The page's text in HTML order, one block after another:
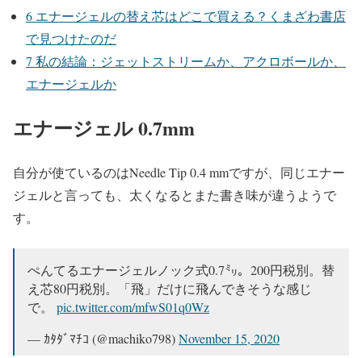
6 エナージェルの替え芯はどこで買える？くまざわ書店
で見つけたのだ
7 私の結論：ジェットストリームか、アクロボールか、
エナージェルか
エナージェル 0.7mm
自分が使ているのはNeedle Tip 0.4 mmですが、同じエナー
ジェルと言っても、太くなるとまた書き味が違うようで
す。
ぺんてるエナージェルノック式0.7㍉。200円税別。替
え芯80円税別。「飛」だけに飛んできそうな感じ
で。 pic.twitter.com/mfwS01q0Wz
— ｶﾀﾀﾞﾏﾁｺ (@machiko798)November 15, 2020